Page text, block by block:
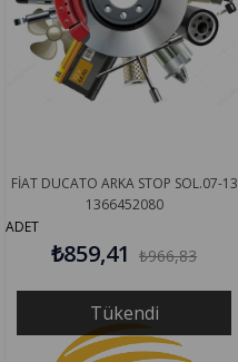
Tükendi
FİAT DUCATO ARKA STOP SOL.07-13
1366452080
ADET
₺859,41 ₺966,83